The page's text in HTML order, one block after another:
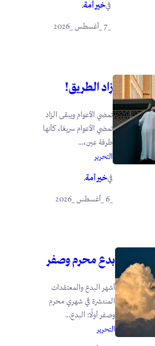
فيخير أمة.
زاد الطريق!
تمضي الأعوام ويبقى الزاد
تمضي الأعوام سريعًا، كأنها
طرفة عين،...
التحرير
فيخير أمة.
بدع محرم وصفر
أشهر البدع والمعتقدات
المنتشرة في شهري محرم
وصفر أولًا: البدع...
التحرير